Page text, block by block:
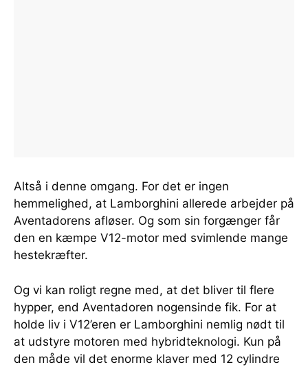
Altså i denne omgang. For det er ingen
hemmelighed, at Lamborghini allerede arbejder på
Aventadorens afløser. Og som sin forgænger får
den en kæmpe V12-motor med svimlende mange
hestekræfter.
Og vi kan roligt regne med, at det bliver til flere
hypper, end Aventadoren nogensinde fik. For at
holde liv i V12’eren er Lamborghini nemlig nødt til
at udstyre motoren med hybridteknologi. Kun på
den måde vil det enorme klaver med 12 cylindre